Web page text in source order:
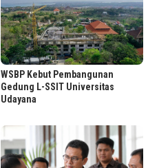
WSBP Kebut Pembangunan
Gedung L-SSIT Universitas
Udayana